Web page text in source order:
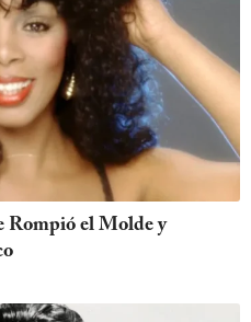
Rompió el Molde y